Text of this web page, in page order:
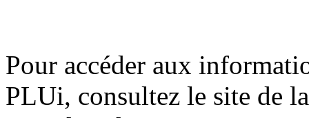
Pour accéder aux
PLUi, consultez le site de